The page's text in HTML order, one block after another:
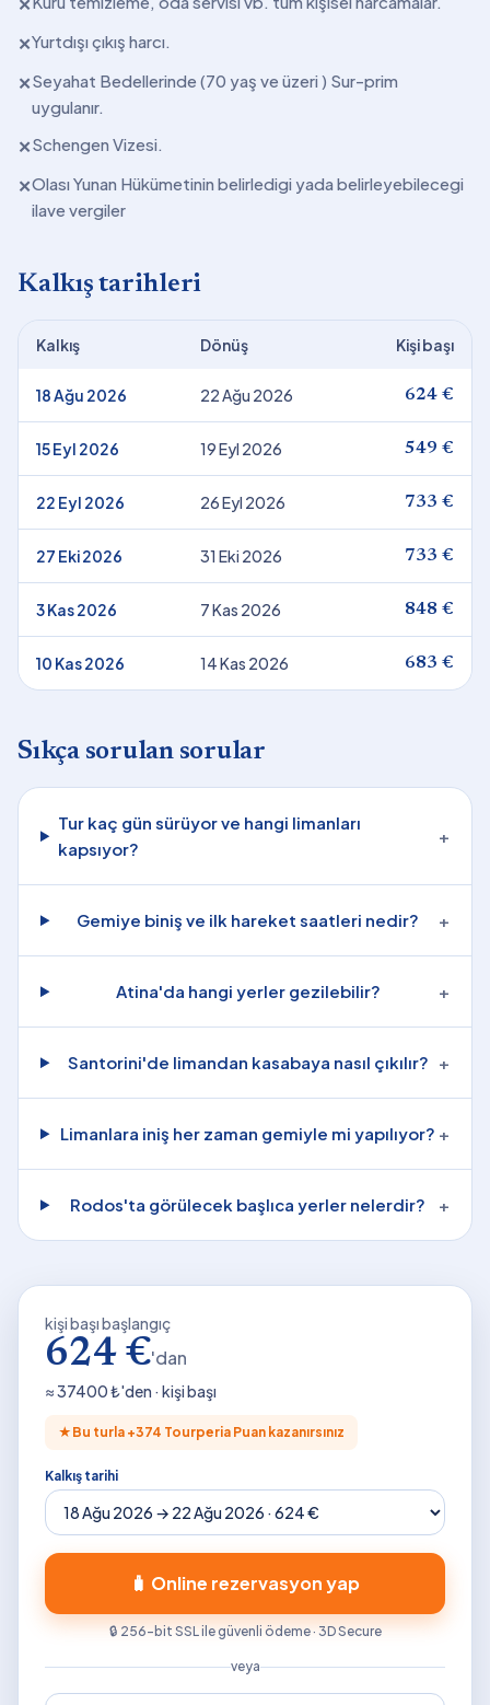
✕Yurtdışı çıkış harcı.
✕Seyahat Bedellerinde (70 yaş ve üzeri ) Sur-prim
uygulanır.
✕Schengen Vizesi.
✕Olası Yunan Hükümetinin belirledigi yada belirleyebilecegi
ilave vergiler
Kalkış tarihleri
Kalkış Dönüş Kişi başı
18 Ağu 2026 22 Ağu 2026 624 €
15 Eyl 2026 19 Eyl 2026 549 €
22 Eyl 2026 26 Eyl 2026 733 €
27 Eki 2026 31 Eki 2026 733 €
3 Kas 2026 7 Kas 2026 848 €
10 Kas 2026 14 Kas 2026 683 €
Sıkça sorulan sorular
Tur kaç gün sürüyor ve hangi limanları
kapsıyor?
+
Gemiye biniş ve ilk hareket saatleri nedir? +
Atina'da hangi yerler gezilebilir? +
Santorini'de limandan kasabaya nasıl çıkılır? +
Limanlara iniş her zaman gemiyle mi yapılıyor? +
Rodos'ta görülecek başlıca yerler nelerdir? +
kişi başı başlangıç
624 €'dan
≈37400₺'den · kişi başı
★ Bu turla +374 Tourperia Puan kazanırsınız
Kalkış tarihi
🧳 Online rezervasyon yap
🔒 256-bit SSL ile güvenli ödeme · 3D Secure
veya